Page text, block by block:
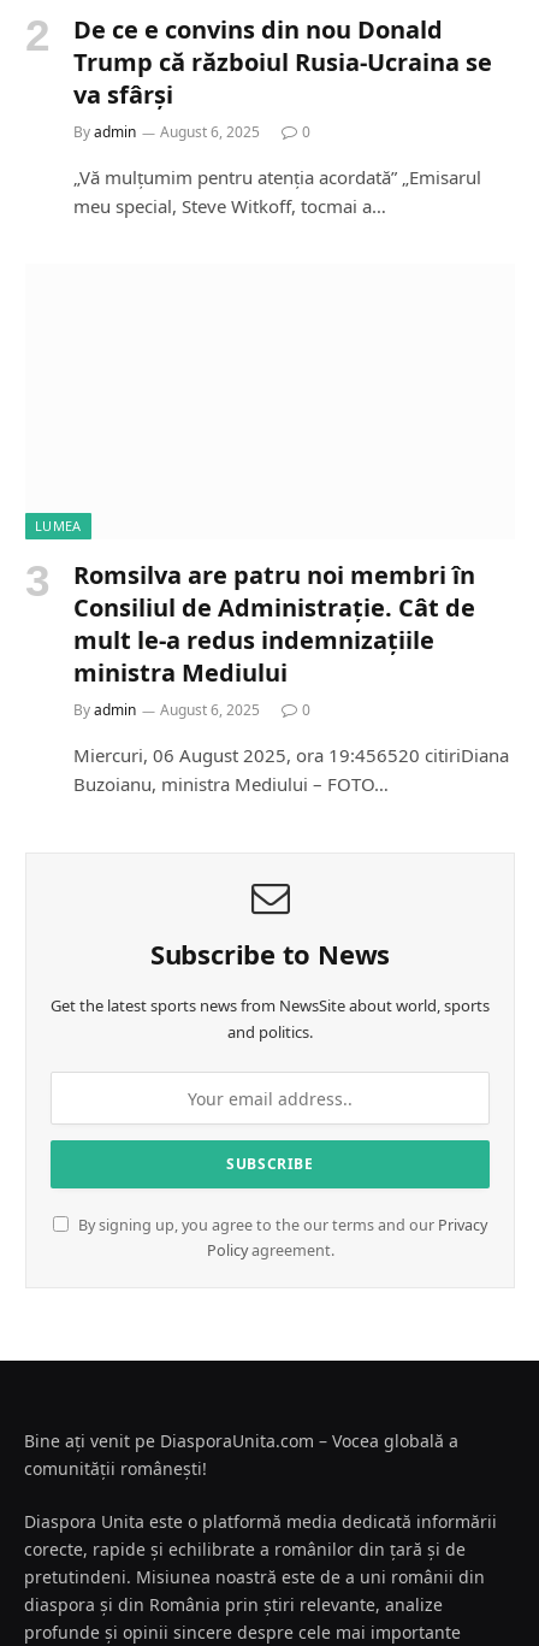
De ce e convins din nou Donald
Trump că războiul Rusia-Ucraina se
va sfârși
Byadmin August 6, 2025 0
„Vă mulțumim pentru atenția acordată” „Emisarul
meu special, Steve Witkoff, tocmai a…
LUMEA
Romsilva are patru noi membri în
Consiliul de Administrație. Cât de
mult le-a redus indemnizațiile
ministra Mediului
Byadmin August 6, 2025 0
Miercuri, 06 August 2025, ora 19:456520 citiriDiana
Buzoianu, ministra Mediului – FOTO…
Subscribe to News
Get the latest sports news from NewsSite about world, sports
and politics.
By signing up, you agree to the our terms and our Privacy
Policyagreement.
Bine ați venit pe DiasporaUnita.com – Vocea globală a
comunității românești!
Diaspora Unita este o platformă media dedicată informării
corecte, rapide și echilibrate a românilor din țară și de
pretutindeni. Misiunea noastră este de a uni românii din
diaspora și din România prin știri relevante, analize
profunde și opinii sincere despre cele mai importante